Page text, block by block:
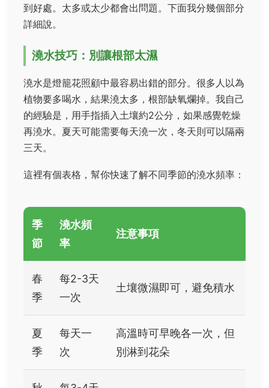
到好處。太多或太少都會出問題。下面我分幾個部分
詳細說。
澆水技巧：別讓根部太濕
澆水是燈籠花照顧中最容易出錯的部分。很多人以為
植物要多喝水，結果澆太多，根部缺氧爛掉。我自己
的經驗是，用手指插入土壤約2公分，如果感覺乾燥
再澆水。夏天可能需要每天澆一次，冬天則可以隔兩
三天。
這裡有個表格，幫你快速了解不同季節的澆水頻率：
季
節
澆水頻
率
注意事項
春
季
每2-3天
一次
土壤微濕即可，避免積水
夏
季
每天一
次
高溫時可早晚各一次，但
別淋到花朵